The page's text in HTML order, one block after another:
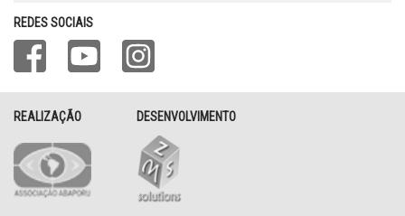
REDES SOCIAIS
REALIZAÇÃO DESENVOLVIMENTO